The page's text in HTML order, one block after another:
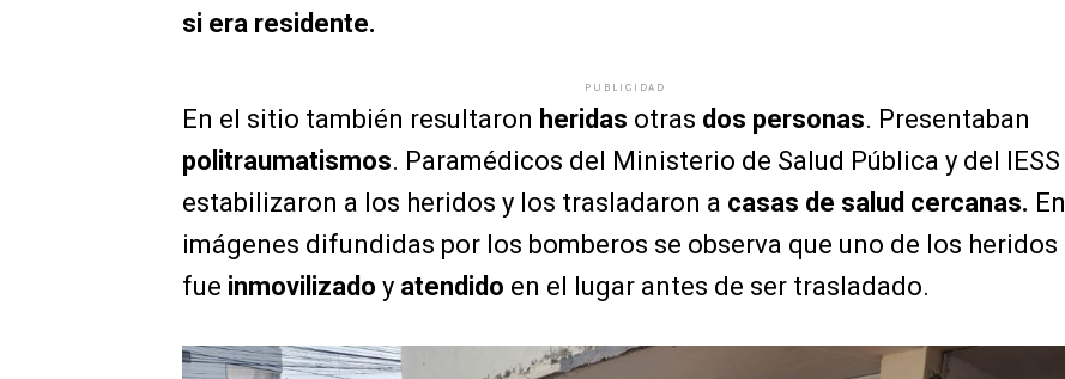
si era residente.
PUBLICIDAD
En el sitio también resultaron heridas otras dos personas. Presentaban
politraumatismos. Paramédicos del Ministerio de Salud Pública y del IESS
estabilizaron a los heridos y los trasladaron a casas de salud cercanas. En
imágenes difundidas por los bomberos se observa que uno de los heridos
fue inmovilizado y atendido en el lugar antes de ser trasladado.